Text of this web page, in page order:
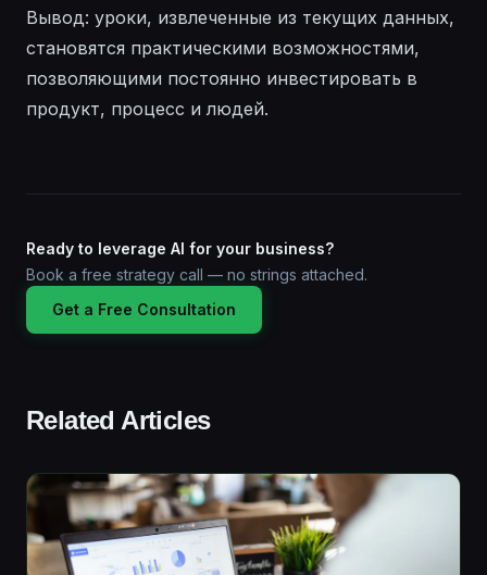
Вывод: уроки, извлеченные из текущих данных,
становятся практическими возможностями,
позволяющими постоянно инвестировать в
продукт, процесс и людей.
Ready to leverage AI for your business?
Book a free strategy call — no strings attached.
Get a Free Consultation
Related Articles